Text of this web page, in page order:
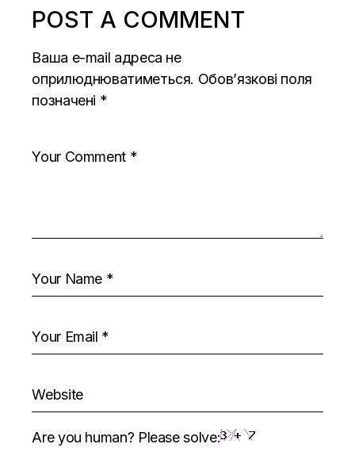
POST A COMMENT
Ваша e-mail адреса не
оприлюднюватиметься. Обов’язкові поля
позначені *
Are you human? Please solve: